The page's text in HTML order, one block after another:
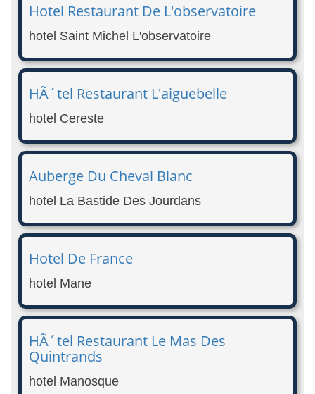
Hotel Restaurant De L'observatoire
hotel Saint Michel L'observatoire
HÃ´tel Restaurant L'aiguebelle
hotel Cereste
Auberge Du Cheval Blanc
hotel La Bastide Des Jourdans
Hotel De France
hotel Mane
HÃ´tel Restaurant Le Mas Des
Quintrands
hotel Manosque